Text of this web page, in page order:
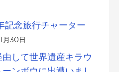
記念旅行チャーター
月30日
して世界遺産キラウ